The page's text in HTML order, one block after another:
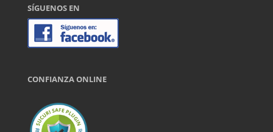
SÍGUENOS EN
CONFIANZA ONLINE